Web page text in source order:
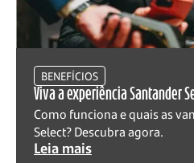
BENEFÍCIOS
Viva a experiência Santander
Como funciona e quais as
Select? Descubra agora.
Leia mais